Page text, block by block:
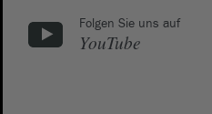
Folgen Sie uns auf
YouTube